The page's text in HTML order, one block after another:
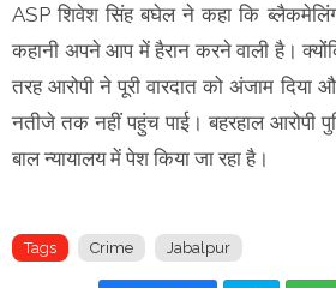
ASP शिवेश सिंह बघेल ने कहा कि
कहानी अपने आप में हैरान करने वाली है।
तरह आरोपी ने पूरी वारदात को अंजाम दिया
नतीजे तक नहीं पहुंच पाई। बहरहाल आरोपी
बाल न्यायालय में पेश किया जा रहा है।
Tags Crime Jabalpur